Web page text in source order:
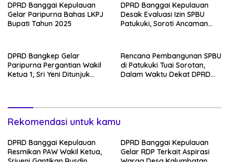
DPRD Banggai Kepulauan
Gelar Paripurna Bahas LKPJ
Bupati Tahun 2025
DPRD Banggai Kepulauan
Desak Evaluasi Izin SPBU
Patukuki, Soroti Ancaman
DPRD Bangkep Gelar
Paripurna Pergantian Wakil
Ketua 1; Sri Yeni Ditunjuk
Rencana Pembangunan SPBU
di Patukuki Tuai Sorotan,
Dalam Waktu Dekat DPRD
Rekomendasi untuk kamu
DPRD Banggai Kepulauan
Resmikan PAW Wakil Ketua,
DPRD Banggai Kepulauan
Gelar RDP Terkait Aspirasi